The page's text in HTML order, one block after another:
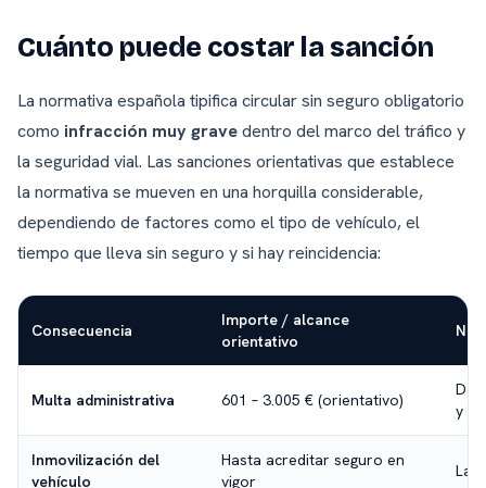
Cuánto puede costar la sanción
La normativa española tipifica circular sin seguro obligatorio
como infracción muy gravedentro del marco del tráfico y
la seguridad vial. Las sanciones orientativas que establece
la normativa se mueven en una horquilla considerable,
dependiendo de factores como el tipo de vehículo, el
tiempo que lleva sin seguro y si hay reincidencia:
Consecuencia
Importe / alcance
orientativo
Multa administrativa 601 – 3.005 € (orientativo)
y
Inmovilización del
vehículo
Hasta acreditar seguro en
vigor
La